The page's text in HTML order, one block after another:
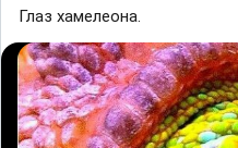
Глаз хамелеона.